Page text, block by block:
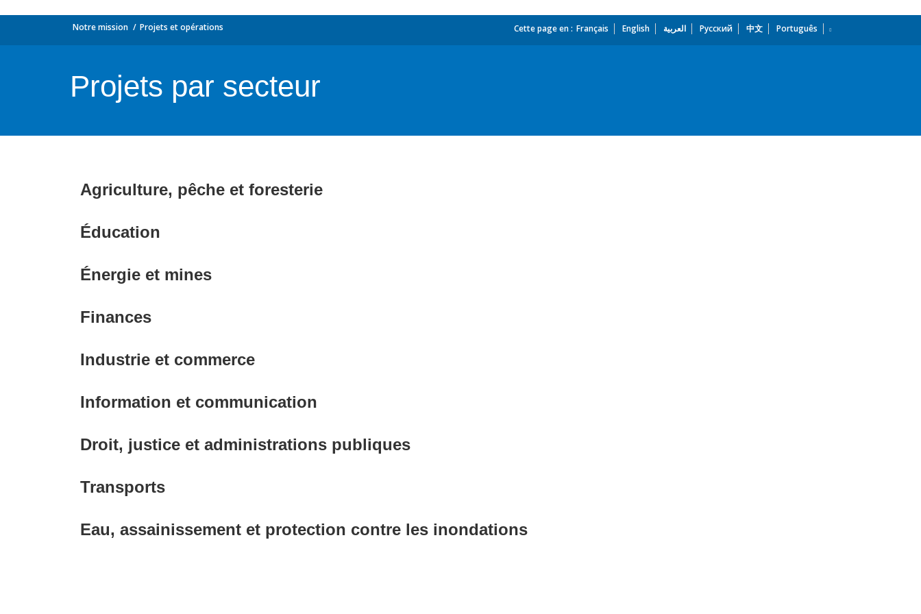
Notre mission Projets et opérations Cette page en : Français English العربية Русский 中文 Português
Projets par secteur
Agriculture, pêche et foresterie
Éducation
Énergie et mines
Finances
Industrie et commerce
Information et communication
Droit, justice et administrations publiques
Transports
Eau, assainissement et protection contre les inondations